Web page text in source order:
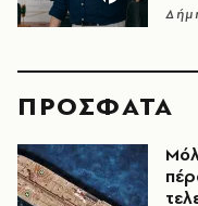
ΠΡΟΣΦΑΤΑ